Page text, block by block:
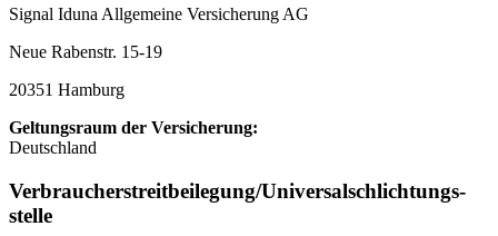
Signal Iduna Allgemeine Versicherung AG
Neue Rabenstr. 15-19
20351 Hamburg
Geltungsraum der Versicherung:
Deutschland
Verbraucher­streit­beilegung/Universal­schlichtungs­
stelle